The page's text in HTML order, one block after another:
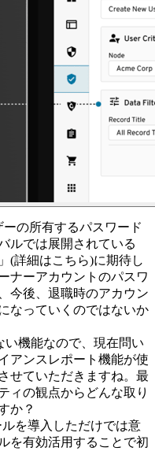
の所有するパスワード
ルでは展開されている
(詳細はこちら)に期待し
ナーアカウントのパスワ
今後、退職時のアカウン
なっていくのではないか
機能なので、現在問い
アンスレポート機能が使
せていただきますね。最
ィの観点からどんな取り
か？
を導入しただけでは意
を有効活用することで初